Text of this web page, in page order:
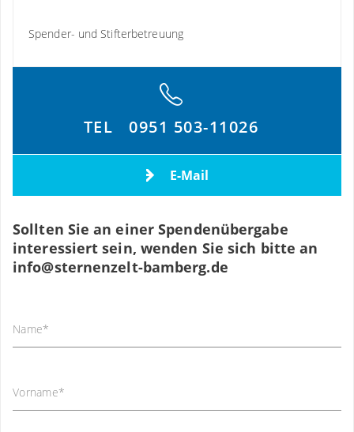
Spender- und Stifterbetreuung
TEL 0951 503-11026
E-Mail
Sollten Sie an einer Spendenübergabe
interessiert sein, wenden Sie sich bitte an
info@sternenzelt-bamberg.de
Name*
Vorname*